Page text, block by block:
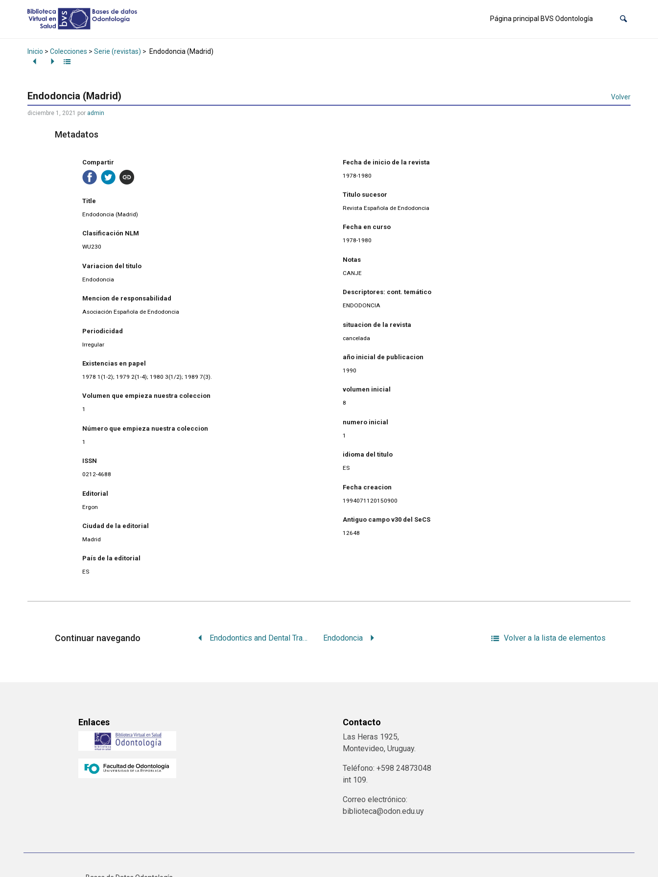
Página principal BVS Odontología
Inicio > Colecciones > Serie (revistas) > Endodoncia (Madrid)
Endodoncia (Madrid) Volver
diciembre 1, 2021 por admin
Metadatos
Compartir
Title
Endodoncia (Madrid)
Clasificación NLM
WU230
Variacion del titulo
Endodoncia
Mencion de responsabilidad
Asociación Española de Endodoncia
Periodicidad
Irregular
Existencias en papel
1978 1(1-2); 1979 2(1-4); 1980 3(1/2); 1989 7(3).
Volumen que empieza nuestra coleccion
1
Número que empieza nuestra coleccion
1
ISSN
0212-4688
Editorial
Ergon
Ciudad de la editorial
Madrid
País de la editorial
ES
Fecha de inicio de la revista
1978-1980
Titulo sucesor
Revista Española de Endodoncia
Fecha en curso
1978-1980
Notas
CANJE
Descriptores: cont. temático
ENDODONCIA
situacion de la revista
cancelada
año inicial de publicacion
1990
volumen inicial
8
numero inicial
1
idioma del titulo
ES
Fecha creacion
1994071120150900
Antiguo campo v30 del SeCS
12648
Continuar navegando Endodontics and Dental Traumatology Endodoncia Volver a la lista de elementos
Enlaces Contacto
Las Heras 1925,
Montevideo, Uruguay.
Teléfono: +598 24873048
int 109.
Correo electrónico:
biblioteca@odon.edu.uy